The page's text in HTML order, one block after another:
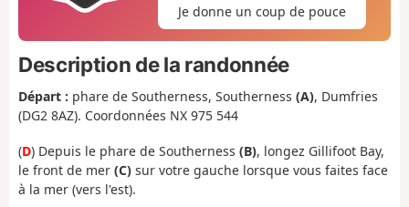
Je donne un coup de pouce
Description de la randonnée
Départ : phare de Southerness, Southerness (A), Dumfries
(DG2 8AZ). Coordonnées NX 975 544
(D) Depuis le phare de Southerness (B), longez Gillifoot Bay,
le front de mer (C) sur votre gauche lorsque vous faites face
à la mer (vers l'est).